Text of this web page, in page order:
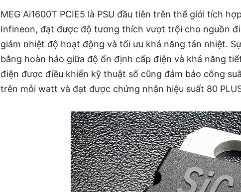
MEG Ai1600T PCIE5 là PSU đầu tiên trên thế giới tích
Infineon, đạt được độ tương thích vượt trội cho nguồn
giảm nhiệt độ hoạt động và tối ưu khả năng tản nhiệt.
bằng hoàn hảo giữa độ ổn định cấp điện và khả năng
điện được điều khiển kỹ thuật số cũng đảm bảo công
trên mỗi watt và đạt được chứng nhận hiệu suất 80